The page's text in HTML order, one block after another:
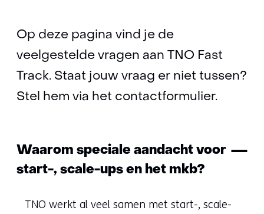
Op deze pagina vind je de
veelgestelde vragen aan TNO Fast
Track. Staat jouw vraag er niet tussen?
Stel hem via het contactformulier.
Waarom speciale aandacht voor
start-, scale-ups en het mkb?
Inklappen
TNO werkt al veel samen met start-, scale-